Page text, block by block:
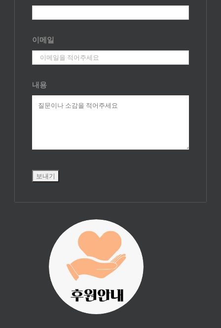
이메일
내용
진리횃불 사역은
여러분의 후원으
로 이루어집니다.